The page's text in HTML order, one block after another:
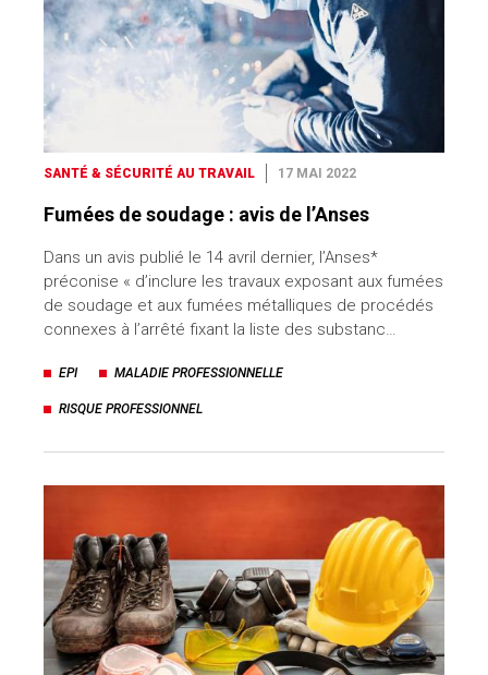
SANTÉ & SÉCURITÉ AU TRAVAIL 17 MAI 2022
Fumées de soudage : avis de l’Anses
Dans un avis publié le 14 avril dernier, l’Anses*
préconise « d’inclure les travaux exposant aux fumées
de soudage et aux fumées métalliques de procédés
connexes à l’arrêté fixant la liste des substanc…
EPI MALADIE PROFESSIONNELLE
RISQUE PROFESSIONNEL